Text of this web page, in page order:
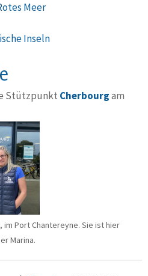
Meer
Inseln
Stützpunkt Cherbourgam
im Port Chantereyne. Sie ist hier
Marina.